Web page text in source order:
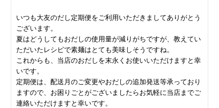
いつも大友のだし定期便をご利用いただきましてありがとう
ございます。
夏はどうしてもおだしの使用量が減りがちですが、教えてい
ただいたレシピで素麺はとても美味しそうですね。
これからも、当店のおだしを末永くお使いいただけますと幸
いです。
定期便は、配送月のご変更やおだしの追加発送等承っており
ますので、お困りごとがございましたらお気軽に当店までご
連絡いただけますと幸いです。